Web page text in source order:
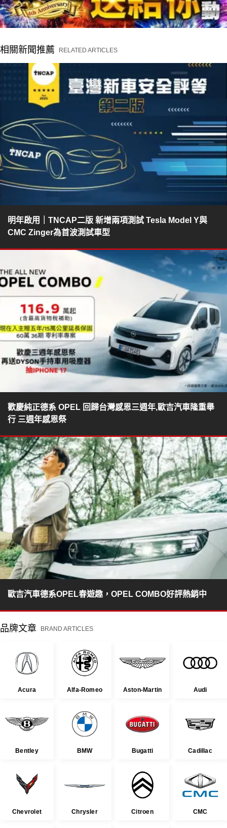
相關新聞推薦 RELATED ARTICLES
明年啟用｜TNCAP二版 新增兩項測試 Tesla Model Y與
CMC Zinger為首波測試車型
歡慶純正德系 OPEL 回歸台灣感恩三週年,歐吉汽車隆重舉
行 三週年感恩祭
歐吉汽車德系OPEL春遊趣，OPEL COMBO好評熱銷中
品牌文章 BRAND ARTICLES
Acura Alfa-Romeo Aston-Martin Audi
Bentley BMW Bugatti Cadillac
Chevrolet Chrysler Citroen CMC